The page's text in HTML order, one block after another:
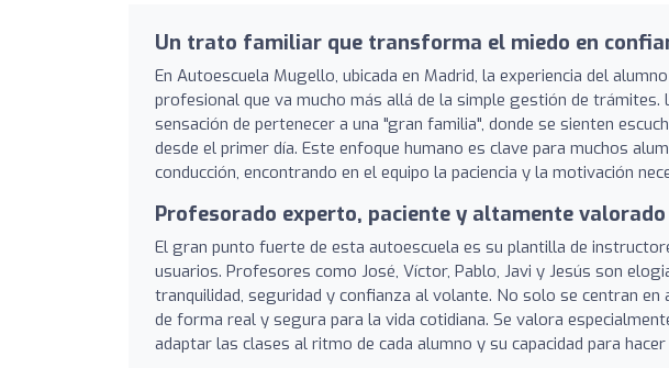
Un trato familiar que transforma el miedo en
En Autoescuela Mugello, ubicada en Madrid, la experiencia del
profesional que va mucho más allá de la simple gestión de
sensación de pertenecer a una "gran familia", donde se sienten
desde el primer día. Este enfoque humano es clave para muchos
conducción, encontrando en el equipo la paciencia y la motivación
Profesorado experto, paciente y altamente valorado
El gran punto fuerte de esta autoescuela es su plantilla de
usuarios. Profesores como José, Víctor, Pablo, Javi y Jesús son
tranquilidad, seguridad y confianza al volante. No solo se centran en
de forma real y segura para la vida cotidiana. Se valora
adaptar las clases al ritmo de cada alumno y su capacidad para